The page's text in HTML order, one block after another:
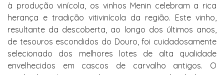
à produção vinícola, os vinhos Menin celebram a rica
herança e tradição vitivinícola da região. Este vinho,
resultante da descoberta, ao longo dos últimos anos,
de tesouros escondidos do Douro, foi cuidadosamente
selecionado dos melhores lotes de alta qualidade
envelhecidos em cascos de carvalho antigos. O